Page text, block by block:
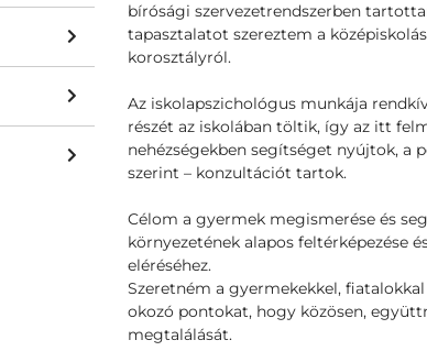
bírósági szervezetrendszerben
tapasztalatot szereztem a
korosztályról.
Az iskolapszichológus munkája
részét az iskolában töltik, így az itt
nehézségekben segítséget nyújtok, a
szerint – konzultációt tartok.
Célom a gyermek megismerése és
környezetének alapos feltérképezése
eléréséhez.
Szeretném a gyermekekkel,
okozó pontokat, hogy közösen,
megtalálását.